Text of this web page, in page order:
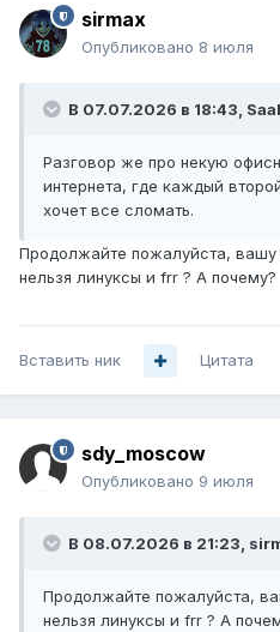
sirmax
Опубликовано 8 июля
В 07.07.2026 в 18:43,
Разговор же про некую
интернета, где каждый
хочет все сломать.
Продолжайте пожалуйста,
нельзя линуксы и frr ? А почему?
Вставить ник Цитата
sdy_moscow
Опубликовано 9 июля
В 08.07.2026 в 21:23,
Продолжайте пожалуйста,
нельзя линуксы и frr ? А